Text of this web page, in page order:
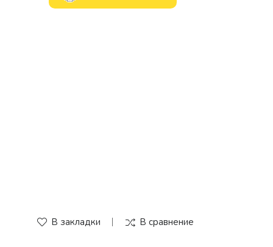
В закладки В сравнение